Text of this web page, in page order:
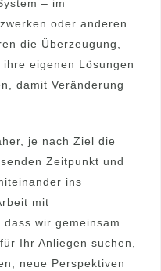
– im
oder anderen
die Überzeugung,
eigenen Lösungen
damit Veränderung
je nach Ziel die
Zeitpunkt und
ins
mit
wir gemeinsam
Ihr Anliegen suchen,
neue Perspektiven